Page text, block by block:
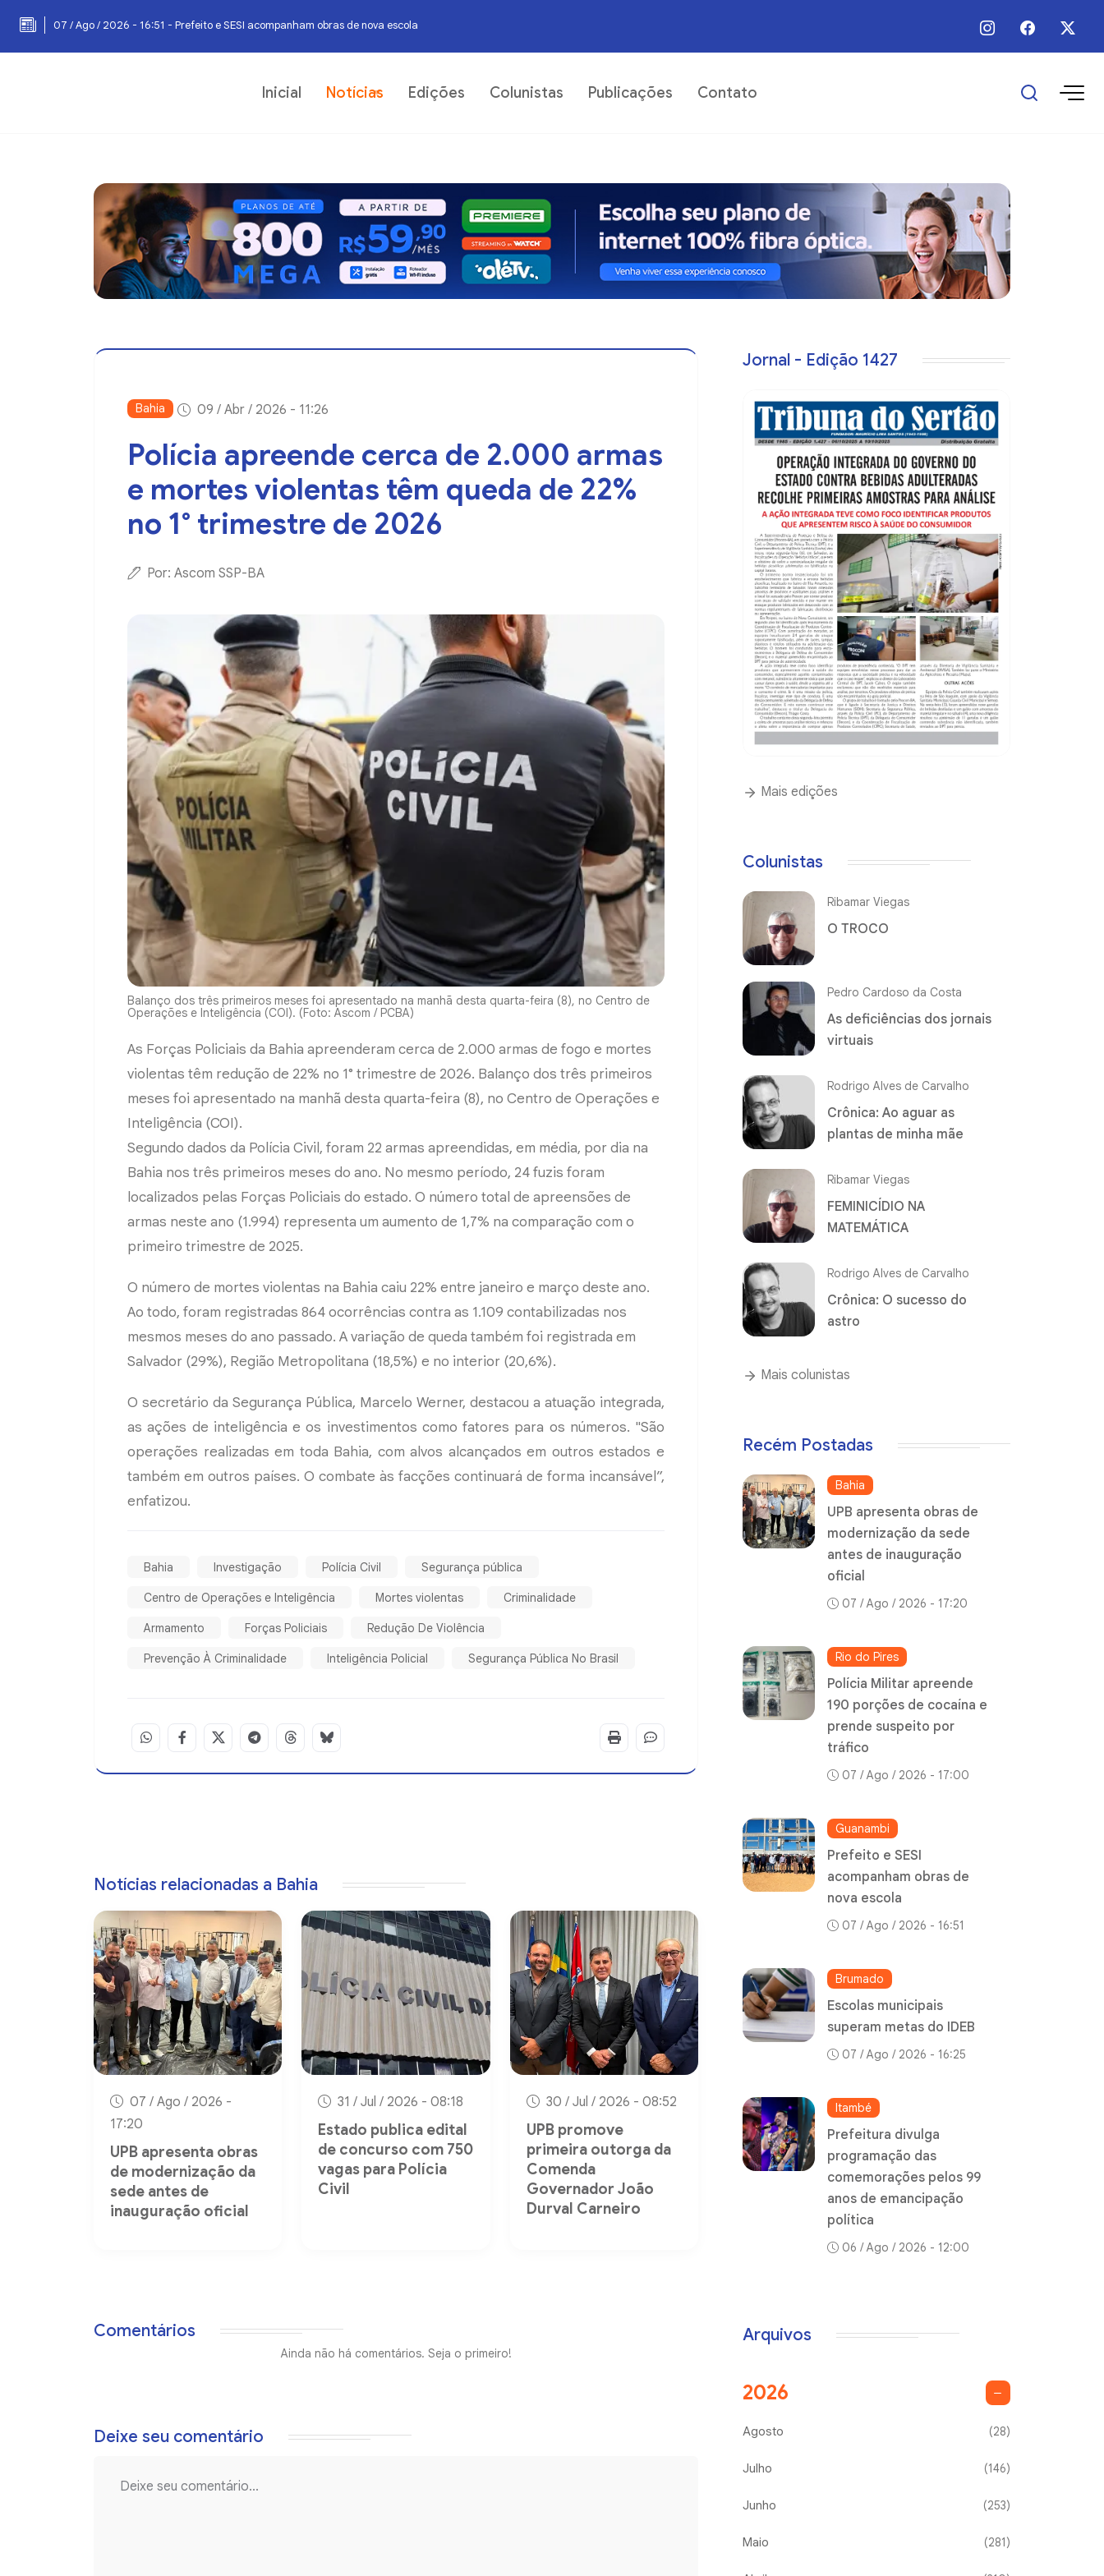
07 / Ago / 2026 - 16:51 - Prefeito e SESI acompanham obras de nova escola 07 / Ago / 2026 - 16:25 - Escolas municipais superam metas do IDEB
Inicial Notícias Edições Colunistas Publicações Contato
Bahia 09 / Abr / 2026 - 11:26
Polícia apreende cerca de 2.000 armas
e mortes violentas têm queda de 22%
no 1° trimestre de 2026
Por: Ascom SSP-BA
Balanço dos três primeiros meses foi apresentado na manhã desta quarta-feira (8), no Centro de
Operações e Inteligência (COI). (Foto: Ascom / PCBA)
As Forças Policiais da Bahia apreenderam cerca de 2.000 armas de fogo e mortes
violentas têm redução de 22% no 1° trimestre de 2026. Balanço dos três primeiros
meses foi apresentado na manhã desta quarta-feira (8), no Centro de Operações e
Inteligência (COI).
Segundo dados da Polícia Civil, foram 22 armas apreendidas, em média, por dia na
Bahia nos três primeiros meses do ano. No mesmo período, 24 fuzis foram
localizados pelas Forças Policiais do estado. O número total de apreensões de
armas neste ano (1.994) representa um aumento de 1,7% na comparação com o
primeiro trimestre de 2025.
O número de mortes violentas na Bahia caiu 22% entre janeiro e março deste ano.
Ao todo, foram registradas 864 ocorrências contra as 1.109 contabilizadas nos
mesmos meses do ano passado. A variação de queda também foi registrada em
Salvador (29%), Região Metropolitana (18,5%) e no interior (20,6%).
O secretário da Segurança Pública, Marcelo Werner, destacou a atuação integrada,
as ações de inteligência e os investimentos como fatores para os números. "São
operações realizadas em toda Bahia, com alvos alcançados em outros estados e
também em outros países. O combate às facções continuará de forma incansável”,
enfatizou.
Bahia Investigação Polícia Civil Segurança pública
Centro de Operações e Inteligência Mortes violentas Criminalidade
Armamento Forças Policiais Redução De Violência
Prevenção À Criminalidade Inteligência Policial Segurança Pública No Brasil
Notícias relacionadas a Bahia
07 / Ago / 2026 -
17:20
UPB apresenta obras
de modernização da
sede antes de
inauguração oficial
31 / Jul / 2026 - 08:18
Estado publica edital
de concurso com 750
vagas para Polícia
Civil
30 / Jul / 2026 - 08:52
UPB promove
primeira outorga da
Comenda
Governador João
Durval Carneiro
Comentários
Ainda não há comentários. Seja o primeiro!
Deixe seu comentário
Jornal - Edição 1427
Mais edições
Colunistas
Ribamar Viegas
O TROCO
Pedro Cardoso da Costa
As deficiências dos jornais
virtuais
Rodrigo Alves de Carvalho
Crônica: Ao aguar as
plantas de minha mãe
Ribamar Viegas
FEMINICÍDIO NA
MATEMÁTICA
Rodrigo Alves de Carvalho
Crônica: O sucesso do
astro
Mais colunistas
Recém Postadas
Bahia
UPB apresenta obras de
modernização da sede
antes de inauguração
oficial
07 / Ago / 2026 - 17:20
Rio do Pires
Polícia Militar apreende
190 porções de cocaína e
prende suspeito por
tráfico
07 / Ago / 2026 - 17:00
Guanambi
Prefeito e SESI
acompanham obras de
nova escola
07 / Ago / 2026 - 16:51
Brumado
Escolas municipais
superam metas do IDEB
07 / Ago / 2026 - 16:25
Itambé
Prefeitura divulga
programação das
comemorações pelos 99
anos de emancipação
política
06 / Ago / 2026 - 12:00
Arquivos
2026
Agosto (28)
Julho (146)
Junho (253)
Maio (281)